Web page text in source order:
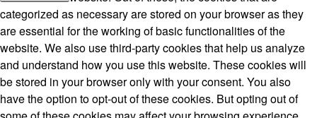
categorized as necessary are stored on your browser as they
are essential for the working of basic functionalities of the
website. We also use third-party cookies that help us analyze
and understand how you use this website. These cookies will
be stored in your browser only with your consent. You also
have the option to opt-out of these cookies. But opting out of